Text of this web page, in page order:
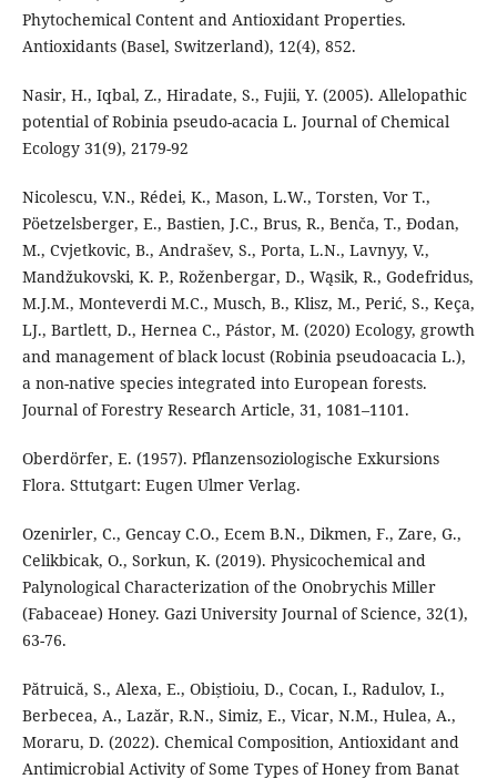
Phytochemical Content and Antioxidant Properties.
Antioxidants (Basel, Switzerland), 12(4), 852.
Nasir, H., Iqbal, Z., Hiradate, S., Fujii, Y. (2005). Allelopathic
potential of Robinia pseudo-acacia L. Journal of Chemical
Ecology 31(9), 2179-92
Nicolescu, V.N., Rédei, K., Mason, L.W., Torsten, Vor T.,
Pöetzelsberger, E., Bastien, J.C., Brus, R., Benča, T., Đodan,
M., Cvjetkovic, B., Andrašev, S., Porta, L.N., Lavnyy, V.,
Mandžukovski, K. P., Roženbergar, D., Wąsik, R., Godefridus,
M.J.M., Monteverdi M.C., Musch, B., Klisz, M., Perić, S., Keça,
LJ., Bartlett, D., Hernea C., Pástor, M. (2020) Ecology, growth
and management of black locust (Robinia pseudoacacia L.),
a non-native species integrated into European forests.
Journal of Forestry Research Article, 31, 1081–1101.
Oberdörfer, E. (1957). Pflanzensoziologische Exkursions
Flora. Sttutgart: Eugen Ulmer Verlag.
Ozenirler, C., Gencay C.O., Ecem B.N., Dikmen, F., Zare, G.,
Celikbicak, O., Sorkun, K. (2019). Physicochemical and
Palynological Characterization of the Onobrychis Miller
(Fabaceae) Honey. Gazi University Journal of Science, 32(1),
63-76.
Pătruică, S., Alexa, E., Obiștioiu, D., Cocan, I., Radulov, I.,
Berbecea, A., Lazăr, R.N., Simiz, E., Vicar, N.M., Hulea, A.,
Moraru, D. (2022). Chemical Composition, Antioxidant and
Antimicrobial Activity of Some Types of Honey from Banat